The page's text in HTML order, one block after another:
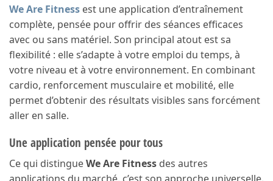
We Are Fitness est une application d’entraînement
complète, pensée pour offrir des séances efficaces
avec ou sans matériel. Son principal atout est sa
flexibilité : elle s’adapte à votre emploi du temps, à
votre niveau et à votre environnement. En combinant
cardio, renforcement musculaire et mobilité, elle
permet d’obtenir des résultats visibles sans forcément
aller en salle.
Une application pensée pour tous
Ce qui distingueWe Are Fitness des autres